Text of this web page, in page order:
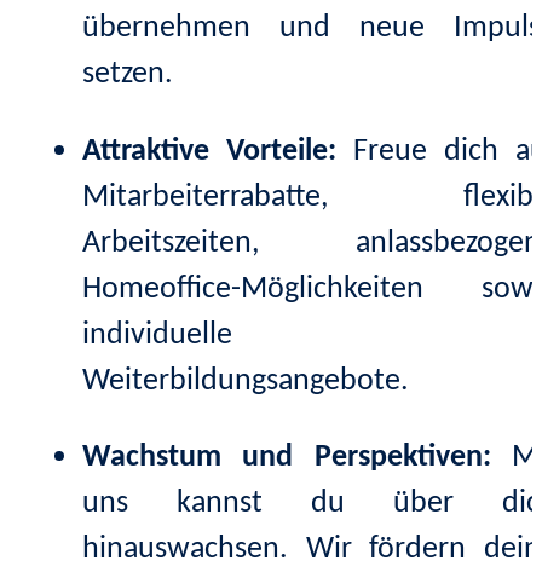
übernehmen und neue
setzen.
Attraktive Vorteile: Freue dich
Mitarbeiterrabatte,
Arbeitszeiten,
Homeoffice-Möglichkeiten
individuelle
Weiterbildungsangebote.
Wachstum und Perspektiven:
uns kannst du über
hinauswachsen. Wir fördern